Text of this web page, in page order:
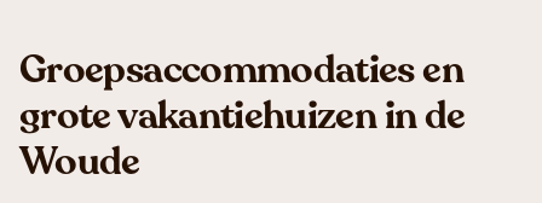
Groepsaccommodaties en
grote vakantiehuizen in de
Woude